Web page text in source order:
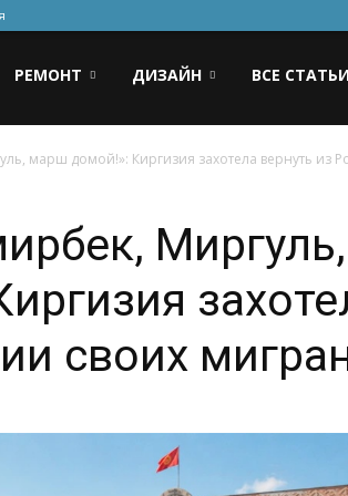
РЕМОНТ ДИЗАЙН ВСЕ
марш домой!»: Киргизия захотела вернуть из
Миргуль,
своих